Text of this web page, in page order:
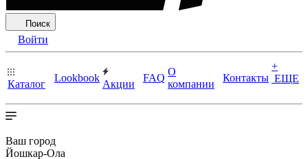
Поиск
Войти
Каталог
Lookbook
Акции
FAQ
О
компании
Контакты
+
ЕЩЕ
Ваш город
Йошкар-Ола